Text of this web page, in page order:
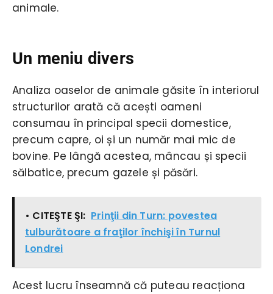
animale.
Un meniu divers
Analiza oaselor de animale găsite în interiorul
structurilor arată că acești oameni
consumau în principal specii domestice,
precum capre, oi și un număr mai mic de
bovine. Pe lângă acestea, mâncau și specii
sălbatice, precum gazele și păsări.
• CITEŞTE ŞI: Prinţii din Turn: povestea
tulburătoare a fraţilor închişi în Turnul
Londrei
Acest lucru înseamnă că puteau reacționa